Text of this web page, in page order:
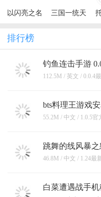
以闪亮之名
三国一统天
排行榜
钓鱼连击手游
112.5M / 英文 / 0.0.4
bts料理王游戏
OnC) 1.0.5官方
55.2M / 中文 / 1.0.5官
跳舞的线风暴
Fanmade By
46.8M / 中文 / 1.24最
白菜遭遇战手